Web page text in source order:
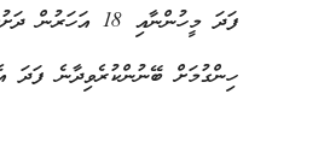
ފަދަ
ހިންގުމަށް ބޭނުންކުރެވިދާނެ ފަދަ